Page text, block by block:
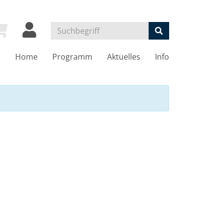
Home Programm Aktuelles Info